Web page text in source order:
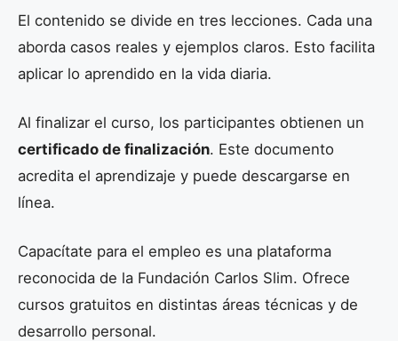
El contenido se divide en tres lecciones. Cada una
aborda casos reales y ejemplos claros. Esto facilita
aplicar lo aprendido en la vida diaria.
Al finalizar el curso, los participantes obtienen un
certificado de finalización. Este documento
acredita el aprendizaje y puede descargarse en
línea.
Capacítate para el empleo es una plataforma
reconocida de la Fundación Carlos Slim. Ofrece
cursos gratuitos en distintas áreas técnicas y de
desarrollo personal.